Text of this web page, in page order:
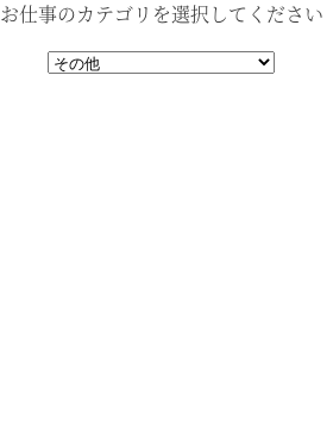
お仕事のカテゴリを選択してください